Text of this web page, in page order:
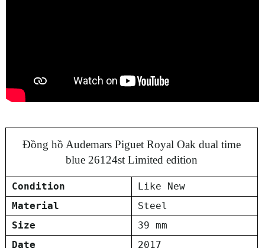
Đồng hồ Audemars Piguet Royal Oak dual time
blue 26124st Limited edition
Condition
Like New
Material
Steel
Size
39 mm
Date
2017